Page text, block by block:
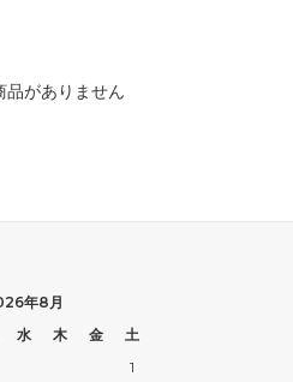
品がありません
年8月
水 木 金
土
1